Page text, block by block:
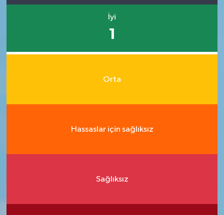
İyi
1
Orta
Hassaslar için sağlıksız
Sağlıksız